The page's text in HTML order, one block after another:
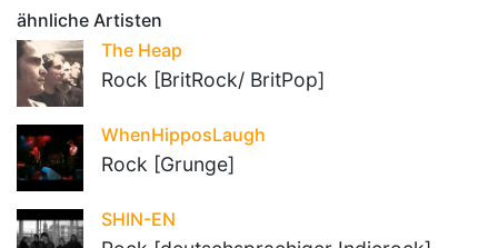
ähnliche Artisten
The Heap
Rock [BritRock/ BritPop]
WhenHipposLaugh
Rock [Grunge]
SHIN-EN